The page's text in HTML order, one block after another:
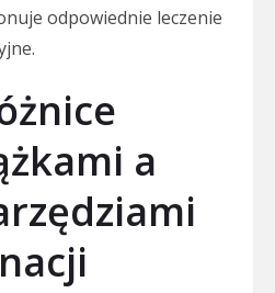
odpowiednie leczenie
a